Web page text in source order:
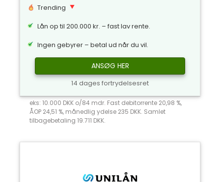
Trending
Lån op til 200.000 kr. – fast lav rente.
Ingen gebyrer – betal ud når du vil.
ANSØG HER
14 dages fortrydelsesret
eks: 10.000 DKK o/84 mdr. Fast debitorrente 20,98 %,
ÅOP 24,51 %, månedlig ydelse 235 DKK. Samlet
tilbagebetaling 19.711 DKK.